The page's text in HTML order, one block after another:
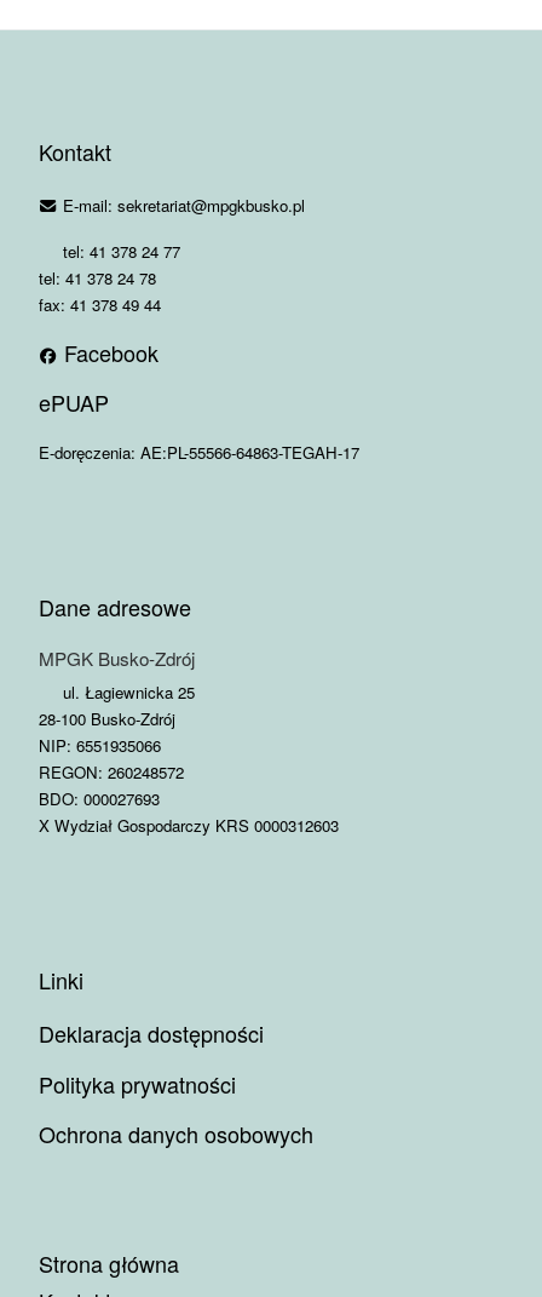
Kontakt
E-mail: sekretariat@mpgkbusko.pl
tel: 41 378 24 77
tel: 41 378 24 78
fax: 41 378 49 44
Facebook
ePUAP
E-doręczenia: AE:PL-55566-64863-TEGAH-17
Dane adresowe
MPGK Busko-Zdrój
ul. Łagiewnicka 25
28-100 Busko-Zdrój
NIP: 6551935066
REGON: 260248572
BDO: 000027693
X Wydział Gospodarczy KRS 0000312603
Linki
Deklaracja dostępności
Polityka prywatności
Ochrona danych osobowych
Strona główna